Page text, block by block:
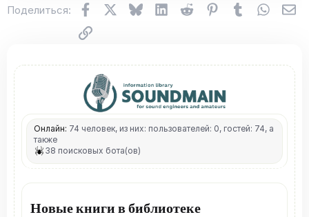
Поделиться: FacebookX (Twitter)
BlueskyLinkedInReddit Pinterest
Tumblr
Ссылка
Онлайн: 74 человек, из них: пользователей: 0, гостей: 74, а
также
38 поисковых бота(ов)
Новые книги в библиотеке